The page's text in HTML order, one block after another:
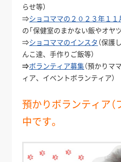
らせ等）
⇒ショコママの２０２３年１１
の「保健室のまかない飯やオヤ
⇒ショコママのインスタ （保護
んこ達、手作りご飯等）
⇒ボランティア募集（預かりマ
ィア、イベントボランティア）
預かりボランティア（
中です。